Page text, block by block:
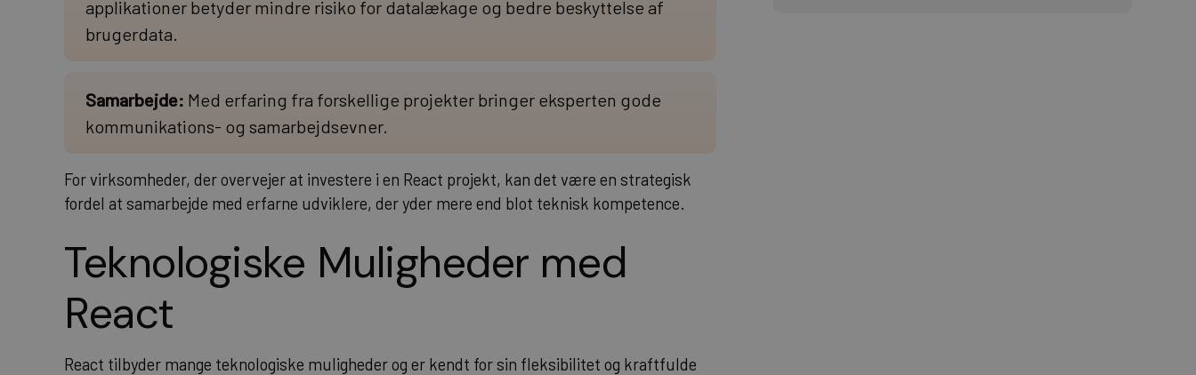
applikationer betyder mindre risiko for datalækage og bedre beskyttelse af
brugerdata.
Samarbejde: Med erfaring fra forskellige projekter bringer eksperten gode
kommunikations- og samarbejdsevner.
For virksomheder, der overvejer at investere i en React projekt, kan det være en strategisk
fordel at samarbejde med erfarne udviklere, der yder mere end blot teknisk kompetence.
Teknologiske Muligheder med
React
React tilbyder mange teknologiske muligheder og er kendt for sin fleksibilitet og kraftfulde